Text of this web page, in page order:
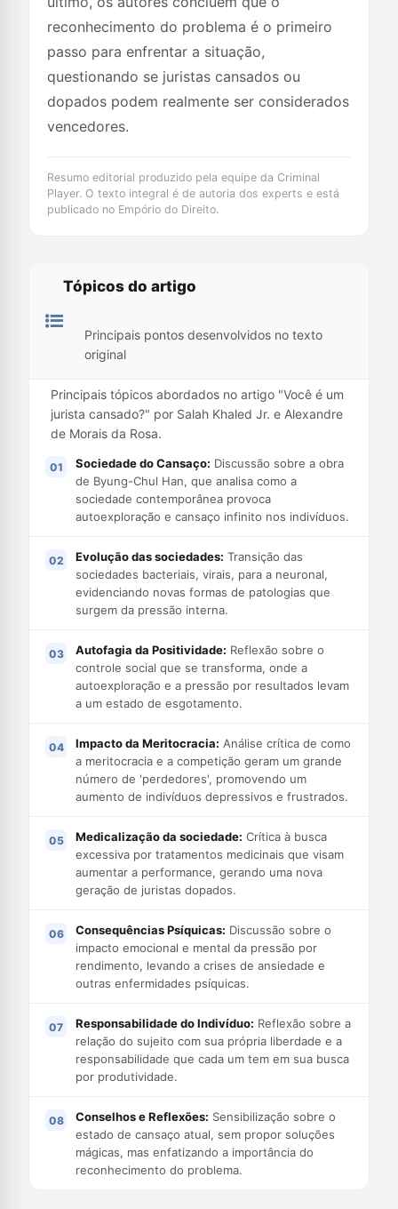
reconhecimento do problema é o primeiro
passo para enfrentar a situação,
questionando se juristas cansados ou
dopados podem realmente ser considerados
vencedores.
Resumo editorial produzido pela equipe da Criminal
Player. O texto integral é de autoria dos experts e está
publicado no Empório do Direito.
Tópicos do artigo
Principais pontos desenvolvidos no texto
original
Principais tópicos abordados no artigo "Você é um
jurista cansado?" por Salah Khaled Jr. e Alexandre
de Morais da Rosa.
Sociedade do Cansaço: Discussão sobre a obra
de Byung-Chul Han, que analisa como a
sociedade contemporânea provoca
autoexploração e cansaço infinito nos indivíduos.
Evolução das sociedades: Transição das
sociedades bacteriais, virais, para a neuronal,
evidenciando novas formas de patologias que
surgem da pressão interna.
Autofagia da Positividade: Reflexão sobre o
controle social que se transforma, onde a
autoexploração e a pressão por resultados levam
a um estado de esgotamento.
Impacto da Meritocracia: Análise crítica de como
a meritocracia e a competição geram um grande
número de 'perdedores', promovendo um
aumento de indivíduos depressivos e frustrados.
Medicalização da sociedade: Crítica à busca
excessiva por tratamentos medicinais que visam
aumentar a performance, gerando uma nova
geração de juristas dopados.
Consequências Psíquicas: Discussão sobre o
impacto emocional e mental da pressão por
rendimento, levando a crises de ansiedade e
outras enfermidades psíquicas.
Responsabilidade do Indivíduo: Reflexão sobre a
relação do sujeito com sua própria liberdade e a
responsabilidade que cada um tem em sua busca
por produtividade.
Conselhos e Reflexões: Sensibilização sobre o
estado de cansaço atual, sem propor soluções
mágicas, mas enfatizando a importância do
reconhecimento do problema.